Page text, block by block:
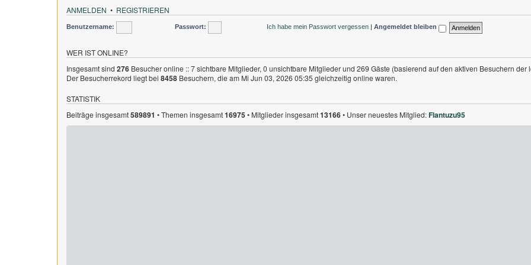
ANMELDEN • REGISTRIEREN
Benutzername: Passwort: Ich habe mein Passwort vergessen Angemeldet bleiben
WER IST ONLINE?
Insgesamt sind 276 Besucher online :: 7 sichtbare Mitglieder, 0 unsichtbare Mitglieder und 269 Gäste (basierend auf den aktiven Besuchern der
Der Besucherrekord liegt bei 8458 Besuchern, die am Mi Jun 03, 2026 05:35 gleichzeitig online waren.
STATISTIK
Beiträge insgesamt589891 • Themen insgesamt16975• Mitglieder insgesamt13166• Unser neuestes Mitglied:Flantuzu95